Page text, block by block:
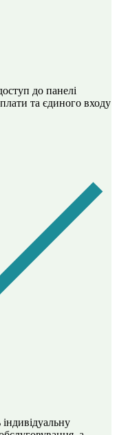
до панелі
та єдиного входу